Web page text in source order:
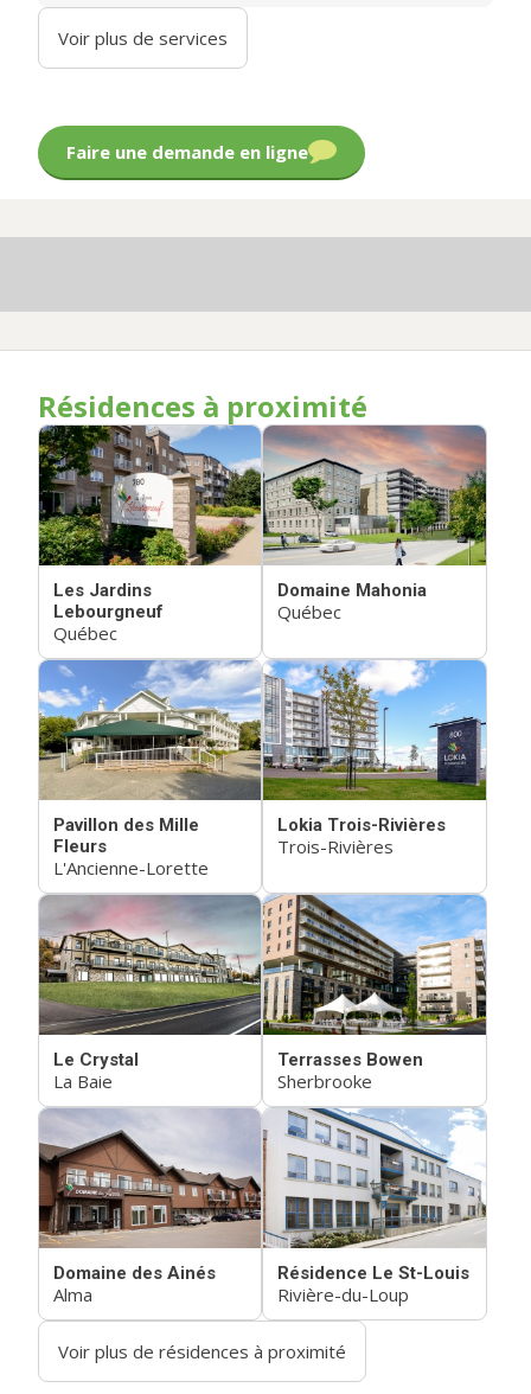
Voir plus de services
Faire une demande en ligne
Résidences à proximité
Les Jardins
Lebourgneuf
Québec
Domaine Mahonia
Québec
Pavillon des Mille
Fleurs
L'Ancienne-Lorette
Lokia Trois-Rivières
Trois-Rivières
Le Crystal
La Baie
Terrasses Bowen
Sherbrooke
Domaine des Ainés
Alma
Résidence Le St-Louis
Rivière-du-Loup
Voir plus de résidences à proximité